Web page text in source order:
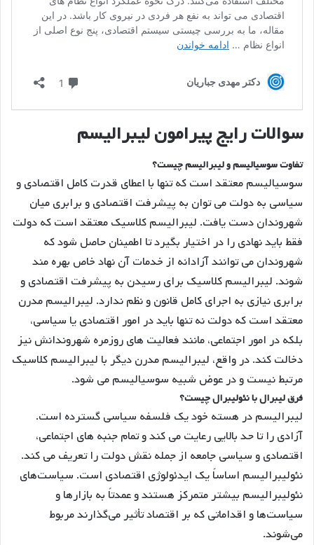
سوالات رایج پیرامون لیبرالیسم
تفاوت سوسیالیسم و لیبرالیسم چیست؟
سوسیالیسم معتقد است که تنها با اعطای قدرت کامل اقتصادی و
سیاسی به دولت می توان به پیشرفت اقتصادی و برابری میان
شهروندان دست یافت. لیبرالیسم کلاسیک معتقد است که دولت
فقط باید نهادی را در اختیار بگیرد تا اطمینان حاصل شود که
شهروندان می توانند آزادانه از خدمات آن نهاد خاص بهره مند
شوند. لیبرالیسم کلاسیک برای رسیدن به پیشرفت اقتصادی و
برابری نیازی به اجرای کامل قانون و نظم ندارد. لیبرالیسم مدرن
معتقد است که دولت نه تنها باید در امور اقتصادی یا سیاسی،
بلکه در امور اجتماعی، مانند فعالیت های روزمره شهروندانش نیز
دخالت کند. در واقع، لیبرالیسم مدرن دیگر با لیبرالیسم کلاسیک
مرتبط نیست و در عوض شبیه سوسیالیسم می شود.
فرق لیبرال با نئولیبرال چیست؟
لیبرالیسم در هسته خود یک فلسفه سیاسی گسترده است.
آزادی را تا حد بالایی رعایت می کند و تمام جنبه های اجتماعی،
اقتصادی و سیاسی جامعه از جمله نقش دولت را تعریف می کند.
نئولیبرالیسم اساساً یک ایدئولوژی اقتصادی است. سیاست‌های
نئولیبرالیسم بیشتر متمرکز هستند و عمدتاً به بازارها و
سیاست‌ها و اقداماتی که بر اقتصاد تأثیر می‌گذارند مربوط
می‌شوند.